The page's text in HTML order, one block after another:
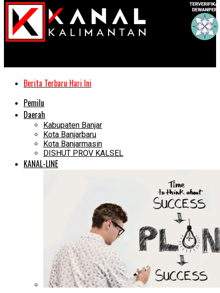
Berita Terbaru Hari Ini
Pemilu
Daerah
Kabupaten Banjar
Kota Banjarbaru
Kota Banjarmasin
DISHUT PROV KALSEL
KANAL-LINE